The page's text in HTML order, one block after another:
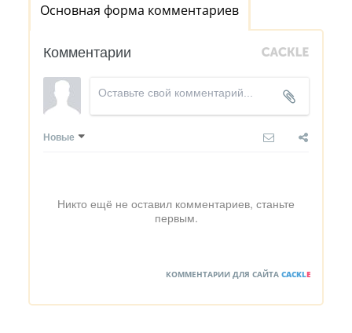
Основная форма комментариев
Комментарии
Новые
Никто ещё не оставил комментариев, станьте
первым.
КОММЕНТАРИИ ДЛЯ САЙТА CACKLE